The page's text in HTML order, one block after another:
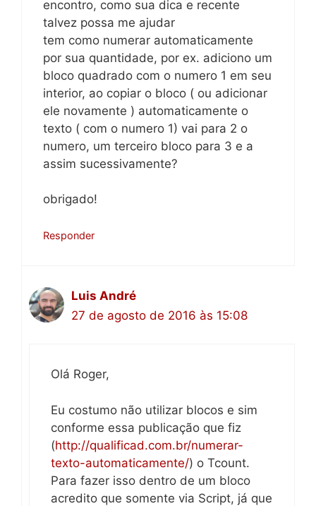
encontro, como sua dica e recente
talvez possa me ajudar
tem como numerar automaticamente
por sua quantidade, por ex. adiciono um
bloco quadrado com o numero 1 em seu
interior, ao copiar o bloco ( ou adicionar
ele novamente ) automaticamente o
texto ( com o numero 1) vai para 2 o
numero, um terceiro bloco para 3 e a
assim sucessivamente?
obrigado!
Responder
Luis André
27 de agosto de 2016 às 15:08
Olá Roger,
Eu costumo não utilizar blocos e sim
conforme essa publicação que fiz
(http://qualificad.com.br/numerar-
texto-automaticamente/) o Tcount.
Para fazer isso dentro de um bloco
acredito que somente via Script, já que